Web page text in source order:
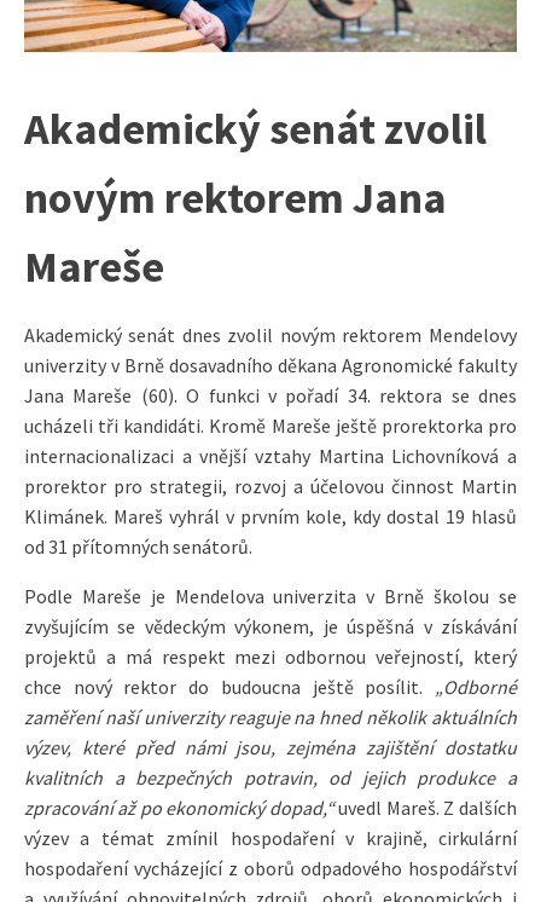
Akademický senát zvolil
novým rektorem Jana
Mareše
Akademický senát dnes zvolil novým rektorem Mendelovy
univerzity v Brně dosavadního děkana Agronomické fakulty
Jana Mareše (60). O funkci v pořadí 34. rektora se dnes
ucházeli tři kandidáti. Kromě Mareše ještě prorektorka pro
internacionalizaci a vnější vztahy Martina Lichovníková a
prorektor pro strategii, rozvoj a účelovou činnost Martin
Klimánek. Mareš vyhrál v prvním kole, kdy dostal 19 hlasů
od 31 přítomných senátorů.
Podle Mareše je Mendelova univerzita v Brně školou se
zvyšujícím se vědeckým výkonem, je úspěšná v získávání
projektů a má respekt mezi odbornou veřejností, který
chce nový rektor do budoucna ještě posílit. „Odborné
zaměření naší univerzity reaguje na hned několik aktuálních
výzev, které před námi jsou, zejména zajištění dostatku
kvalitních a bezpečných potravin, od jejich produkce a
zpracování až po ekonomický dopad,“uvedl Mareš. Z dalších
výzev a témat zmínil hospodaření v krajině, cirkulární
hospodaření vycházející z oborů odpadového hospodářství